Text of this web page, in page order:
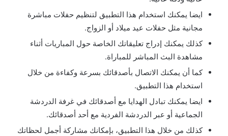
ايضا يمكنك استخدام هذا التطبيق لتنظيم حفلات مباشرة
مجانية مثل حفلات عيد ميلاد أو الزواج.
كذلك يمكنك إدراج تعليقاتك الخاصة حول المباريات أثناء
مشاهدة البث المباشر للمباراة.
كما أن يمكنك الاتصال بأصدقائك بسرعة وكفاءة من خلال
استخدام هذا التطبيق.
ايضا يمكنك تبادل الهدايا مع أصدقائك في غرفة الدردشة
الجماعية أو عبر الدردشة الفردية مع أحد أصدقائك.
كذلك من خلال هذا التطبيق، بإمكانك مشاركة أجمل لحظاتك